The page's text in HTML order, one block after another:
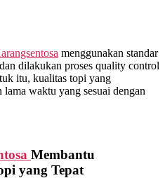
menggunakan standar
dilakukan proses quality control
itu, kualitas topi yang
waktu yang sesuai dengan
Membantu
yang Tepat